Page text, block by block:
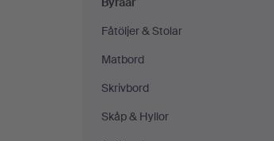
Fåtöljer & Stolar
Matbord
Skrivbord
Skåp & Hyllor